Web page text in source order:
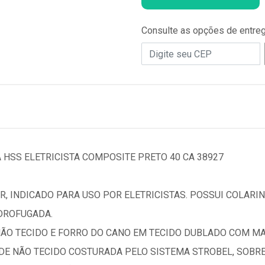
Consulte as opções de
ELETRICISTA COMPOSITE PRETO 40 CA 38927
INDICADO PARA USO POR ELETRICISTAS. POSSUI
TECIDO E FORRO DO CANO EM TECIDO DUBLADO COM
NÃO TECIDO COSTURADA PELO SISTEMA STROBEL,